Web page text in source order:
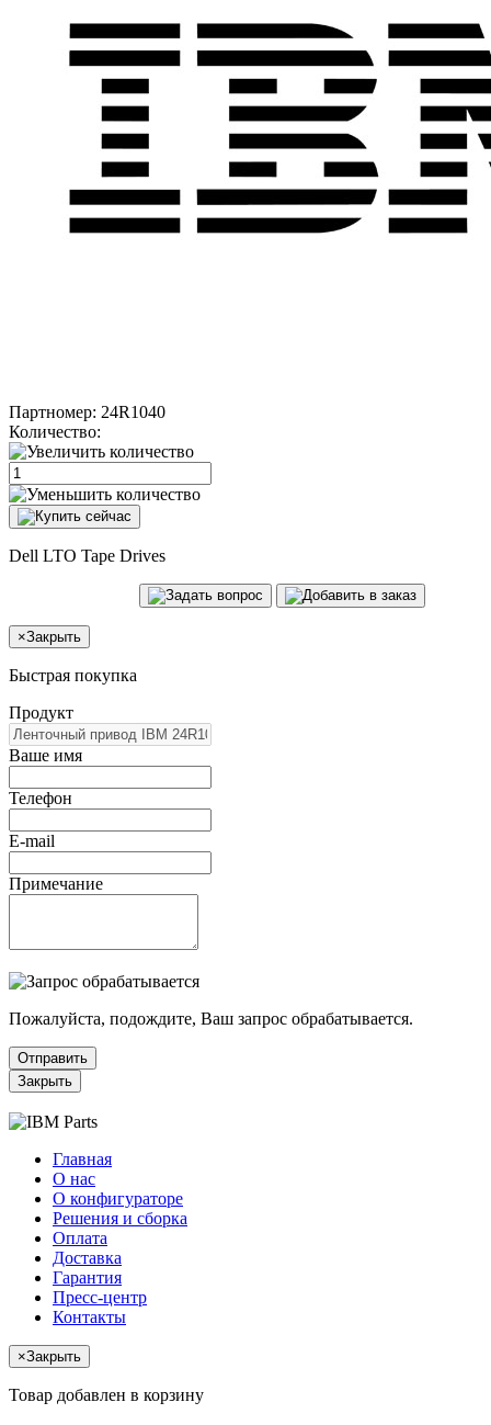
Партномер: 24R1040
Количество:
Dell LTO Tape Drives
×Закрыть
Быстрая покупка
Продукт
Ваше имя
Телефон
E-mail
Примечание
Пожалуйста, подождите, Ваш запрос обрабатывается.
Отправить
Закрыть
Главная
О нас
О конфигураторе
Решения и сборка
Оплата
Доставка
Гарантия
Пресс-центр
Контакты
×Закрыть
Товар добавлен в корзину